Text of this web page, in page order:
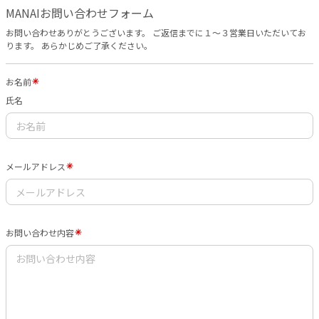
MANAIお問い合わせフォーム
お問い合わせありがとうございます。 ご返信までに１〜３営業日いただいてお
ります。 あらかじめご了承ください。
お名前
氏名
メールアドレス
お問い合わせ内容